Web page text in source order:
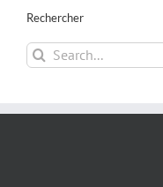
Rechercher
Search
for: